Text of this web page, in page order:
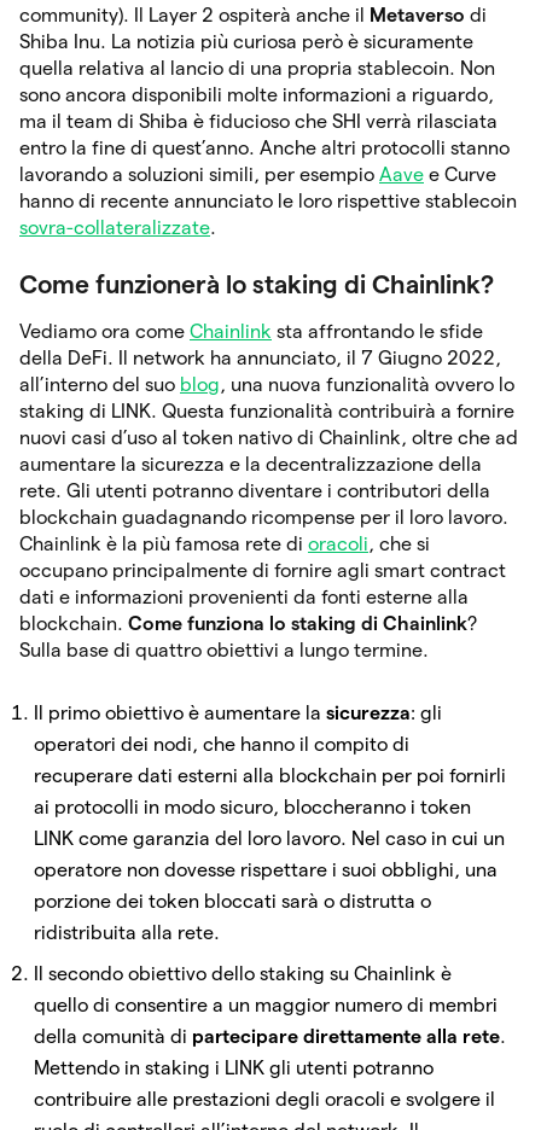
community). Il Layer 2 ospiterà anche il
Metaverso di
Shiba Inu. La notizia più curiosa però è sicuramente
quella relativa al lancio di una propria stablecoin. Non
sono ancora disponibili molte informazioni a riguardo,
ma il team di Shiba è fiducioso che SHI verrà rilasciata
entro la fine di quest’anno. Anche altri protocolli stanno
lavorando a soluzioni simili, per esempio Aave e Curve
hanno di recente annunciato le loro rispettive stablecoin
sovra-collateralizzate.
Come funzionerà lo staking di Chainlink?
Vediamo ora come Chainlink sta affrontando le sfide
della DeFi. Il network ha annunciato, il 7 Giugno 2022,
all’interno del suo blog, una nuova funzionalità ovvero lo
staking di LINK. Questa funzionalità contribuirà a fornire
nuovi casi d’uso al token nativo di Chainlink, oltre che ad
aumentare la sicurezza e la decentralizzazione della
rete. Gli utenti potranno diventare i contributori della
blockchain guadagnando ricompense per il loro lavoro.
Chainlink è la più famosa rete di oracoli, che si
occupano principalmente di fornire agli smart contract
dati e informazioni provenienti da fonti esterne alla
blockchain. Come funziona lo staking di Chainlink?
Sulla base di quattro obiettivi a lungo termine.
Il primo obiettivo è aumentare la sicurezza: gli
operatori dei nodi, che hanno il compito di
recuperare dati esterni alla blockchain per poi fornirli
ai protocolli in modo sicuro, bloccheranno i token
LINK come garanzia del loro lavoro. Nel caso in cui un
operatore non dovesse rispettare i suoi obblighi, una
porzione dei token bloccati sarà o distrutta o
ridistribuita alla rete.
Il secondo obiettivo dello staking su Chainlink è
quello di consentire a un maggior numero di membri
della comunità di partecipare direttamente alla rete.
Mettendo in staking i LINK gli utenti potranno
contribuire alle prestazioni degli oracoli e svolgere il